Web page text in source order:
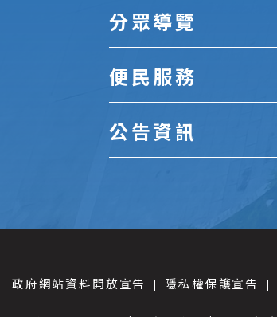
分眾導覽
便民服務
公告資訊
政府網站資料開放宣告 隱私權保護宣告